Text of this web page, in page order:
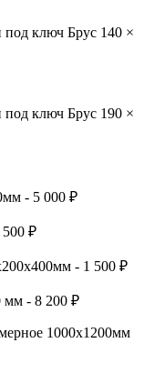
ключ Брус 140 ×
ключ Брус 190 ×
- 5 000 ₽
₽
- 1 500 ₽
мм - 8 200 ₽
1000х1200мм